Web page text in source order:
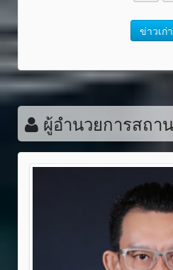
ข่าวเก่
ผู้อำนวยการสถา